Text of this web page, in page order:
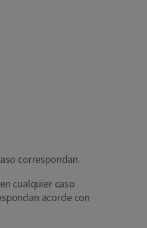
correspondan.
cualquier caso
acorde con